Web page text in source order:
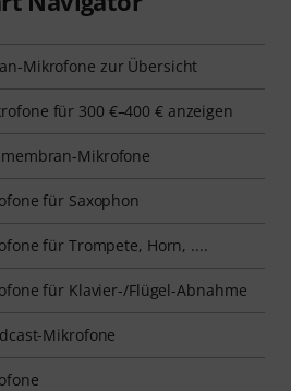
Mikrofone zur Übersicht
für 300 €–400 € anzeigen
Mikrofone
für Saxophon
für Trompete, Horn, ....
für Klavier-/Flügel-Abnahme
Mikrofone